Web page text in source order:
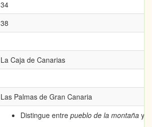
34
38
La Caja de Canarias
Las Palmas de Gran Canaria
Distingue entre pueblo de la montaña y